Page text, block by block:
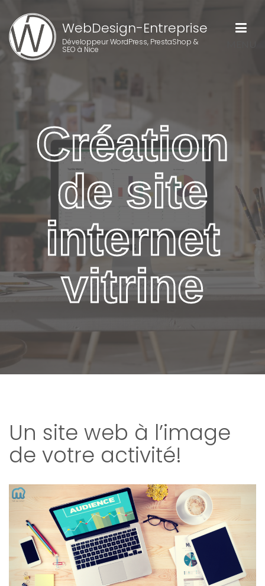
WebDesign-Entreprise
Développeur WordPress, PrestaShop &
SEO à Nice
Création
de site
internet
vitrine
Un site web à l’image
de votre activité!